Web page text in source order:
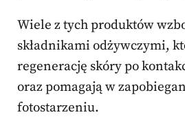
Wiele z tych produktów
składnikami odżywczymi,
regenerację skóry po
oraz pomagają w
fotostarzeniu.